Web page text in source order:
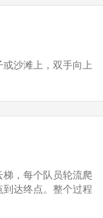
沙滩上，双手向上
，每个队员轮流爬
达终点。整个过程